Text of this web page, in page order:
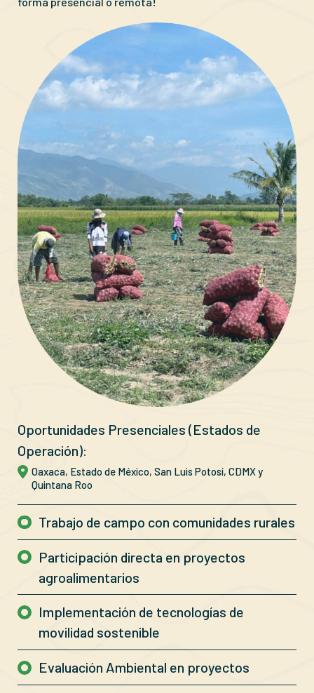
Oportunidades Presenciales (Estados de
Operación):
Oaxaca, Estado de México, San Luis Potosí, CDMX y
Quintana Roo
Trabajo de campo con comunidades rurales
Participación directa en proyectos
agroalimentarios
Implementación de tecnologías de
movilidad sostenible
Evaluación Ambiental en proyectos